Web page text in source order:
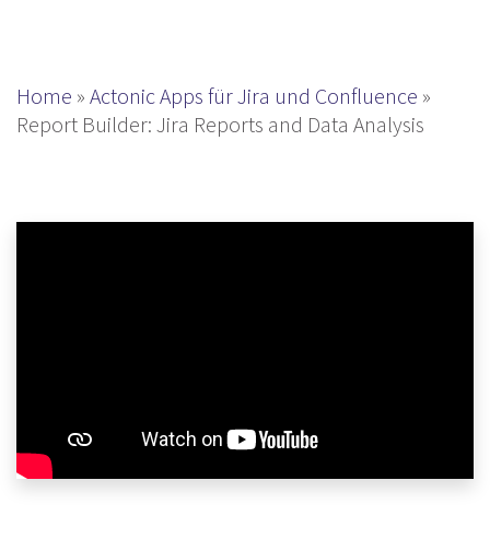
Home » Actonic Apps für Jira und Confluence »
Report Builder: Jira Reports and Data Analysis